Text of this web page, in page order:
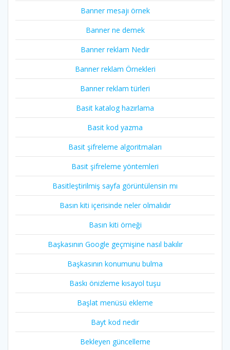
Banner mesajı örnek
Banner ne demek
Banner reklam Nedir
Banner reklam Örnekleri
Banner reklam türleri
Basit katalog hazırlama
Basit kod yazma
Basit şifreleme algoritmaları
Basit şifreleme yöntemleri
Basitleştirilmiş sayfa görüntülensin mı
Basın kiti içerisinde neler olmalıdır
Basın kiti örneği
Başkasının Google geçmişine nasıl bakılır
Başkasının konumunu bulma
Baskı önizleme kısayol tuşu
Başlat menüsü ekleme
Bayt kod nedir
Bekleyen güncelleme